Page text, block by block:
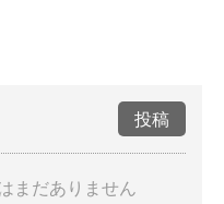
投稿
まだありません